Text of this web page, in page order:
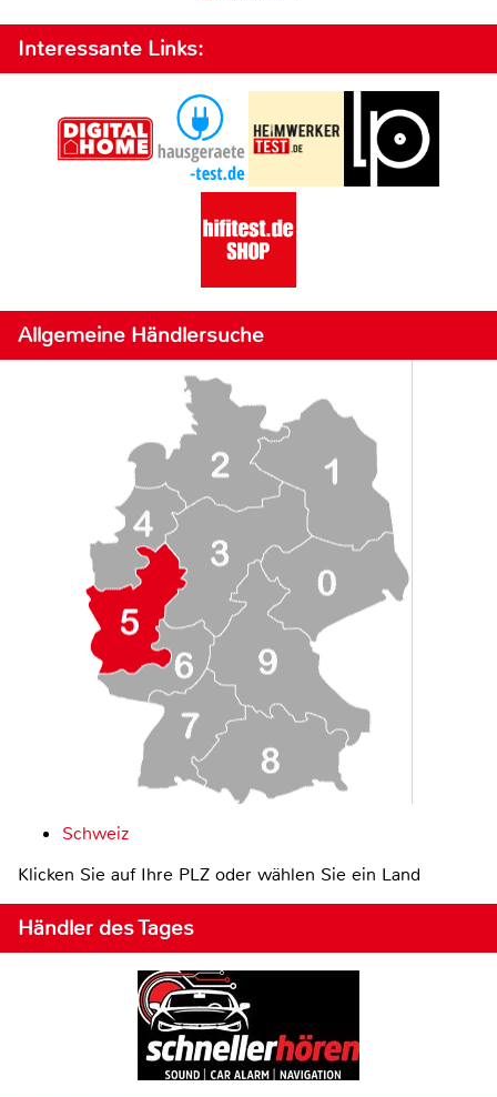
Interessante Links:
Allgemeine Händlersuche
Schweiz
Klicken Sie auf Ihre PLZ oder wählen Sie ein Land
Händler des Tages